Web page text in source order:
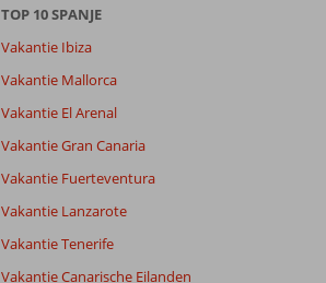
TOP 10 SPANJE
Vakantie Ibiza
Vakantie Mallorca
Vakantie El Arenal
Vakantie Gran Canaria
Vakantie Fuerteventura
Vakantie Lanzarote
Vakantie Tenerife
Vakantie Canarische Eilanden